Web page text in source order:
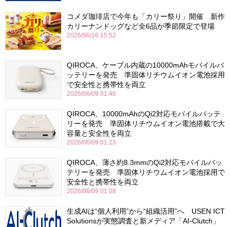
コメダ珈琲店で今年も「カリー祭り」開催 新作
カリーナンドッグなど全6品が季節限定で登場
2026/06/16 15:52
QIROCA、ケーブル内蔵の10000mAhモバイルバ
ッテリーを発売 準固体リチウムイオン電池採用
で安全性と携帯性を両立
2026/06/09 01:40
QIROCA、10000mAhのQi2対応モバイルバッテ
リーを発売 準固体リチウムイオン電池搭載で大
容量と安全性を両立
2026/06/09 01:23
QIROCA、薄さ約8.3mmのQi2対応モバイルバッ
テリーを発売 準固体リチウムイオン電池採用で
安全性と携帯性を両立
2026/06/09 01:08
生成AIは“個人利用”から“組織活用”へ USEN ICT
Solutionsが実態調査と新メディア「AI-Clutch」